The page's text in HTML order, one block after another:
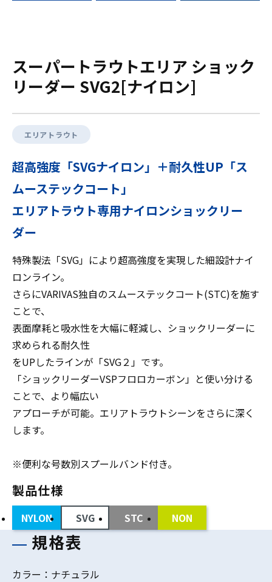
スーパートラウトエリア ショック
リーダー SVG2[ナイロン]
エリアトラウト
超高強度「SVGナイロン」＋耐久性UP「ス
ムーステックコート」
エリアトラウト専用ナイロンショックリー
ダー
特殊製法「SVG」により超高強度を実現した細設計ナイ
ロンライン。
さらにVARIVAS独自のスムーステックコート(STC)を施す
ことで、
表面摩耗と吸水性を大幅に軽減し、ショックリーダーに
求められる耐久性
をUPしたラインが「SVG２」です。
「ショックリーダーVSPフロロカーボン」と使い分ける
ことで、より幅広い
アプローチが可能。エリアトラウトシーンをさらに深く
します。
※便利な号数別スプールバンド付き。
製品仕様
NYLON SVG STC NON
規格表
カラー：ナチュラル